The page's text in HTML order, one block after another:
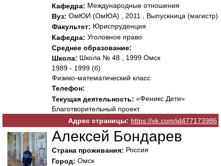
Кафедра: Международные отношения
Вуз: ОмЮИ (ОмЮА) , 2011 , Выпускница (магистр)
Факультет: Юриспруденция
Кафедра: Уголовное право
Среднее образование:
Школа: Школа № 48 , 1999 Омск
1989 - 1999 (б)
Физико-математический класс
Телефон:
Текущая деятельность: «Феникс.Дети»
Благотворительный проект
Адрес страницы: https://vk.com/id477173986
Алексей Бондарев
Страна проживания: Россия
Город: Омск